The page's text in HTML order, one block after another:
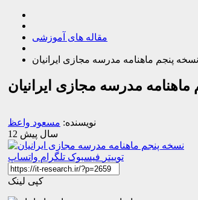
مقاله های آموزشی
نسخه پنجم ماهنامه مدرسه مجازی ایرانیان
مدرسه مجازی ایرانیان
نویسنده: مسعود واعظ
12 سال پیش
توییتر فیسبوک تلگرام واتساپ
کپی لینک